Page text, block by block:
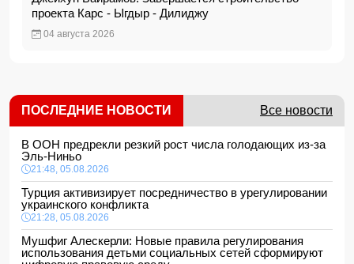
проекта Карс - Ыгдыр - Дилиджу
04 августа 2026
ПОСЛЕДНИЕ НОВОСТИ Все новости
В ООН предрекли резкий рост числа голодающих из-за
Эль-Ниньо
21:48, 05.08.2026
Турция активизирует посредничество в урегулировании
украинского конфликта
21:28, 05.08.2026
Мушфиг Алескерли: Новые правила регулирования
использования детьми социальных сетей сформируют